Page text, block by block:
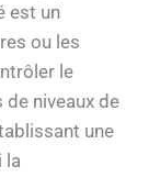
est un
ou les
le
niveaux de
une
la